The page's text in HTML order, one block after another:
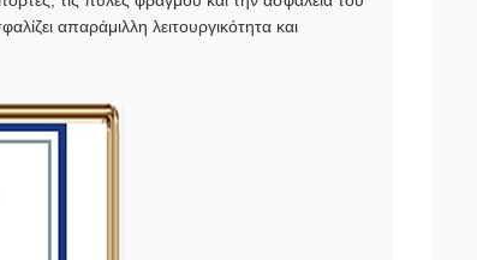
απαράμιλλη λειτουργικότητα και